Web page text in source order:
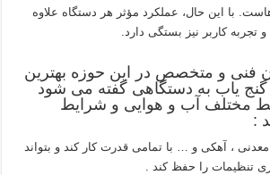
با این حال، عملکرد مؤثر هر دستگاه علاوه
تجربه کاربر نیز بستگی دارد.
فنی و متخصص در این حوزه بهترین
گنج یاب به دستگاهی گفته می شود
مختلف آب و هوایی و شرایط
:
، آهکی و … با تمامی قدرت کار کند و بتواند
تنظیمات را حفظ کند .